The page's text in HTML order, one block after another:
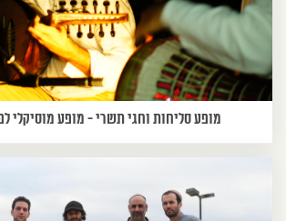
מופע סליחות וחגי תשרי - מופע מוסיקלי